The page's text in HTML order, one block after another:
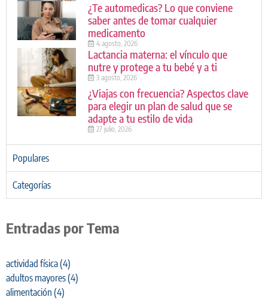
¿Te automedicas? Lo que conviene
saber antes de tomar cualquier
medicamento
4 agosto, 2026
Lactancia materna: el vínculo que
nutre y protege a tu bebé y a ti
3 agosto, 2026
¿Viajas con frecuencia? Aspectos clave
para elegir un plan de salud que se
adapte a tu estilo de vida
27 julio, 2026
Populares
Categorías
Entradas por Tema
actividad física(4)
adultos mayores(4)
alimentación (4)